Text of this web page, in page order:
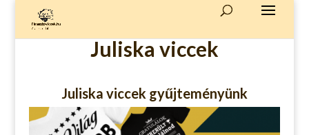
Juliska viccek
Juliska viccek gyűjteményünk